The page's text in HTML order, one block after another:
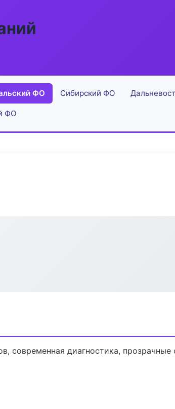
ФО Сибирский ФО
ФО
современная диагностика, прозрачные